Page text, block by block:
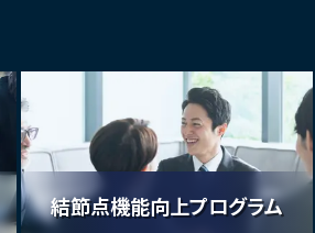
結節点機能向上プログラム